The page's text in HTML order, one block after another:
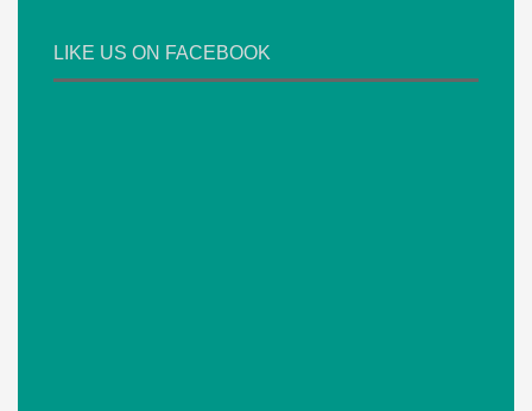
LIKE US ON FACEBOOK